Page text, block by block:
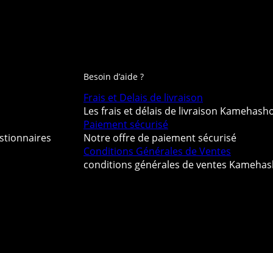
Besoin d’aide ?
Frais et Delais de livraison
Les frais et délais de livraison
Paiement sécurisé
Notre offre de paiement sécurisé
Conditions Générales de Ventes
conditions générales de ventes